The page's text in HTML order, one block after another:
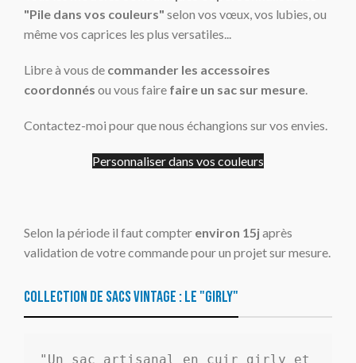
"Pile dans vos couleurs" selon vos vœux, vos lubies, ou
même vos caprices les plus versatiles...
Libre à vous de commander les accessoires
coordonnés ou vous faire faire un sac sur mesure.
Contactez-moi pour que nous échangions sur vos envies.
Personnaliser dans vos couleurs
Selon la période il faut compter environ 15japrès
validation de votre commande pour un projet sur mesure.
Collection de sacs vintage : le "girly"
"Un sac artisanal en cuir girly et